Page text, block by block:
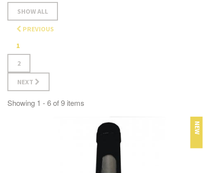
SHOW ALL
PREVIOUS
1
2
NEXT
Showing 1 - 6 of 9 items
NEW